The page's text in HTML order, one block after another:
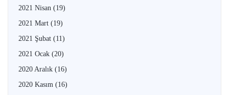
2021 Nisan (19)
2021 Mart (19)
2021 Şubat (11)
2021 Ocak (20)
2020 Aralık (16)
2020 Kasım (16)